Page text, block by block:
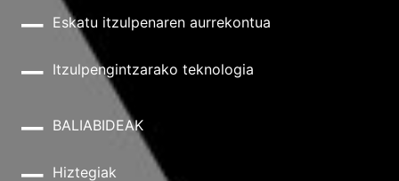
Eskatu itzulpenaren aurrekontua
Itzulpengintzarako teknologia
BALIABIDEAK
Hiztegiak